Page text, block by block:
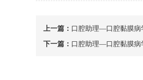
上一篇： 口腔助理—口腔黏膜病
下一篇： 口腔助理—口腔黏膜病